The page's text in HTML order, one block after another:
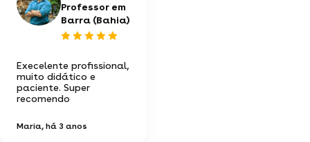
Professor em
Barra (Bahia)
Execelente profissional,
muito didático e
paciente. Super
recomendo
Maria, há 3 anos